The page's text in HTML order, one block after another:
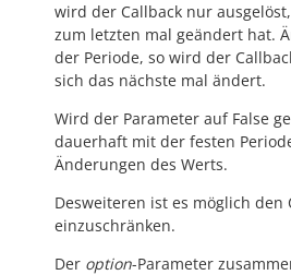
wird der Callback nur
zum letzten mal geändert hat.
der Periode, so wird der
sich das nächste mal ändert.
Wird der Parameter auf False
dauerhaft mit der festen
Änderungen des Werts.
Desweiteren ist es möglich
einzuschränken.
Der option-Parameter